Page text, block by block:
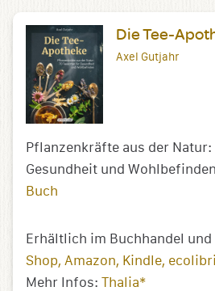
Die Tee-
Axel Gutjahr
Pflanzenkräfte aus der
Gesundheit und Wohlbefinden
Buch
Erhältlich im Buchhandel und
Shop Amazon Kindle ecolibri
Mehr Infos: Thalia*